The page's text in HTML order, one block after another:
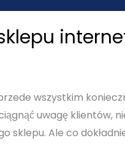
wszystkim
uwagę klientów,
sklepu. Ale co